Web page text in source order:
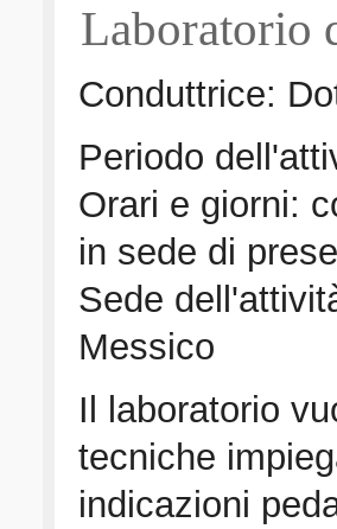
Laboratorio
Conduttrice:
Periodo
Orari e giorni:
in sede di
Sede
Messico
Il laboratorio
tecniche
indicazioni